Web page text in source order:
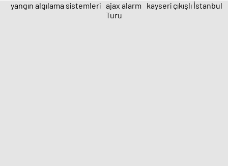
yangın algılama sistemleri ajax alarm
kayseri çıkışlı İstanbul
Turu